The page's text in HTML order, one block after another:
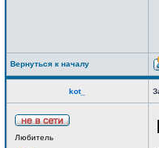
Вернуться к началу
kot_
Любитель